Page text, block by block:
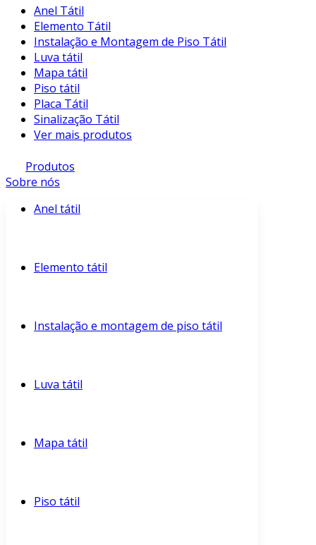
Anel Tátil
Elemento Tátil
Instalação e Montagem de Piso Tátil
Luva tátil
Mapa tátil
Piso tátil
Placa Tátil
Sinalização Tátil
Ver mais produtos
Produtos
Sobre nós
Anel tátil
Elemento tátil
Instalação e montagem de piso tátil
Luva tátil
Mapa tátil
Piso tátil